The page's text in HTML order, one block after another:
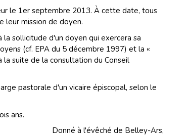
le 1er septembre 2013. À cette date, tous
leur mission de doyen.
sollicitude d'un doyen qui exercera sa
(cf. EPA du 5 décembre 1997) et la «
suite de la consultation du Conseil
pastorale d'un vicaire épiscopal, selon le
ans.
Donné à l'évêché de Belley-Ars,